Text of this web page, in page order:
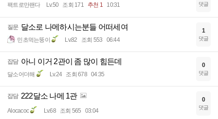
팩트로만팬다 Lv.50 조회 171 추천 1 10:31 댓글
질문 달소로 나메하시는분들 어떠세여
민초먹는뚱이 Lv.82 조회 553 06:44
1
댓글
잡담 아니 이거 2관이 좀 많이 힘든데
달소어더해 Lv.24 조회 678 04:35
0
댓글
잡담 222달소 나메 1관
Alocacoc Lv.68 조회 565 03:04
0
댓글